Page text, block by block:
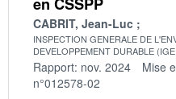
CABRIT, Jean-Luc
INSPECTION GENERALE DE
DEVELOPPEMENT DURABLE
Rapport: nov. 2024 Mise
n°012578-02